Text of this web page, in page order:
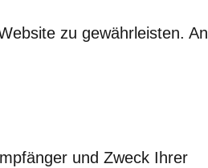
zu gewährleisten.
und Zweck Ihrer